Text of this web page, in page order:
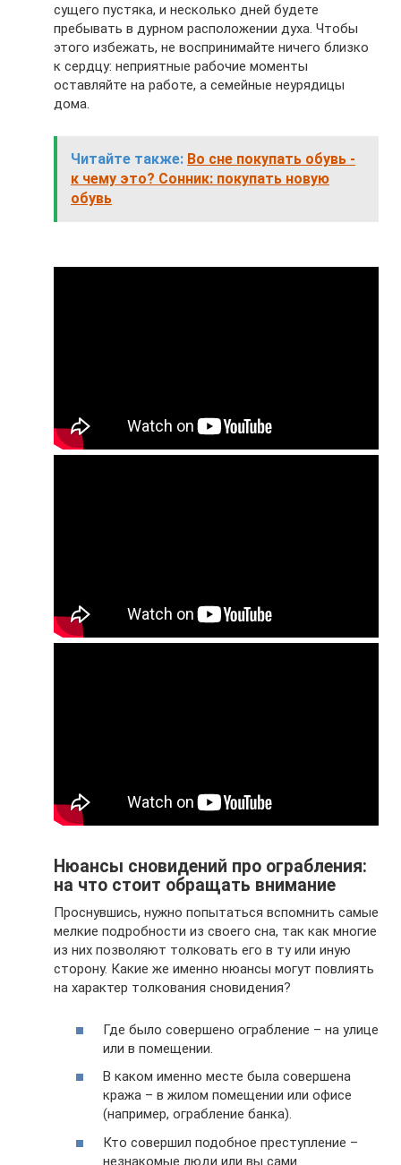
сущего пустяка, и несколько дней будете
пребывать в дурном расположении духа. Чтобы
этого избежать, не воспринимайте ничего близко
к сердцу: неприятные рабочие моменты
оставляйте на работе, а семейные неурядицы
дома.
Читайте также: Во сне покупать обувь -
к чему это? Сонник: покупать новую
обувь
Нюансы сновидений про ограбления:
на что стоит обращать внимание
Проснувшись, нужно попытаться вспомнить самые
мелкие подробности из своего сна, так как многие
из них позволяют толковать его в ту или иную
сторону. Какие же именно нюансы могут повлиять
на характер толкования сновидения?
Где было совершено ограбление – на улице
или в помещении.
В каком именно месте была совершена
кража – в жилом помещении или офисе
(например, ограбление банка).
Кто совершил подобное преступление –
незнакомые люди или вы сами.